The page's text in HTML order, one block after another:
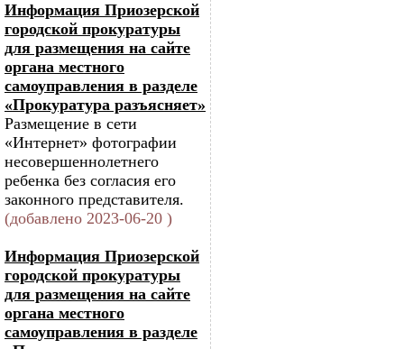
Информация Приозерской
городской прокуратуры
для размещения на сайте
органа местного
самоуправления в разделе
«Прокуратура разъясняет»
Размещение в сети
«Интернет» фотографии
несовершеннолетнего
ребенка без согласия его
законного представителя.
(добавлено 2023-06-20 )
Информация Приозерской
городской прокуратуры
для размещения на сайте
органа местного
самоуправления в разделе